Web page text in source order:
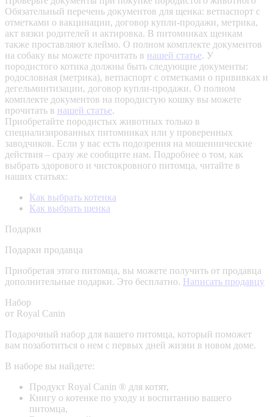
Обязательный перечень документов для щенка: ветпаспорт с
отметками о вакцинации, договор купли-продажи, метрика,
акт вязки родителей и актировка. В питомниках щенкам
также проставляют клеймо. О полном комплекте документов
на собаку вы можете прочитать в нашей статье. У
породистого котика должны быть следующие документы:
родословная (метрика), ветпаспорт с отметками о прививках и
дегельминтизации, договор купли-продажи. О полном
комплекте документов на породистую кошку вы можете
прочитать в нашей статье.
Приобретайте породистых животных только в
специализированных питомниках или у проверенных
заводчиков. Если у вас есть подозрения на мошеннические
действия – сразу же сообщите нам. Подробнее о том, как
выбрать здорового и чистокровного питомца, читайте в
наших статьях:
Как выбрать котенка
Как выбрать щенка
Подарки
Подарки продавца
Приобретая этого питомца, вы можете получить от продавца
дополнительные подарки. Это бесплатно. Написать продавцу
Набор
от Royal Canin
Подарочный набор для вашего питомца, который поможет
вам позаботиться о нем с первых дней жизни в новом доме.
В наборе вы найдете:
Продукт Royal Canin ® для котят,
Книгу о котенке по уходу и воспитанию вашего
питомца,